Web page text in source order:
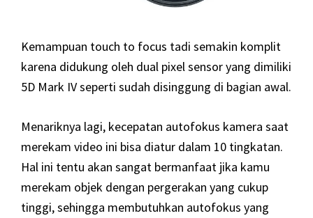
Kemampuan touch to focus tadi semakin komplit
karena didukung oleh dual pixel sensor yang dimiliki
5D Mark IV seperti sudah disinggung di bagian awal.
Menariknya lagi, kecepatan autofokus kamera saat
merekam video ini bisa diatur dalam 10 tingkatan.
Hal ini tentu akan sangat bermanfaat jika kamu
merekam objek dengan pergerakan yang cukup
tinggi, sehingga membutuhkan autofokus yang